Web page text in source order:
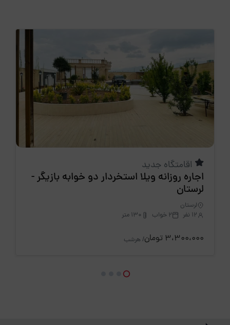
اقامتگاه جدید
اجاره روزانه ويلا استخردار دو خوابه بازیگر -
لرستان
لرستان
12 نفر
2 خواب 130 متر
3،300،000 تومان / هرشب